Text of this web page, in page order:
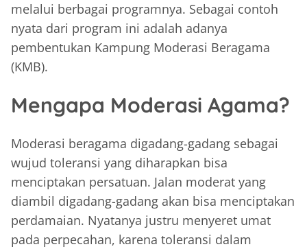
melalui berbagai programnya. Sebagai contoh
nyata dari program ini adalah adanya
pembentukan Kampung Moderasi Beragama
(KMB).
Mengapa Moderasi Agama?
Moderasi beragama digadang-gadang sebagai
wujud toleransi yang diharapkan bisa
menciptakan persatuan. Jalan moderat yang
diambil digadang-gadang akan bisa menciptakan
perdamaian. Nyatanya justru menyeret umat
pada perpecahan, karena toleransi dalam